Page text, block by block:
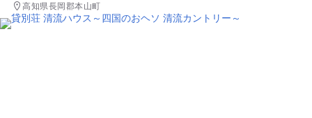
高知県長岡郡本山町